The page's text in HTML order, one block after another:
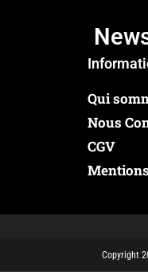
Qui
Nous
CGV
Copyright